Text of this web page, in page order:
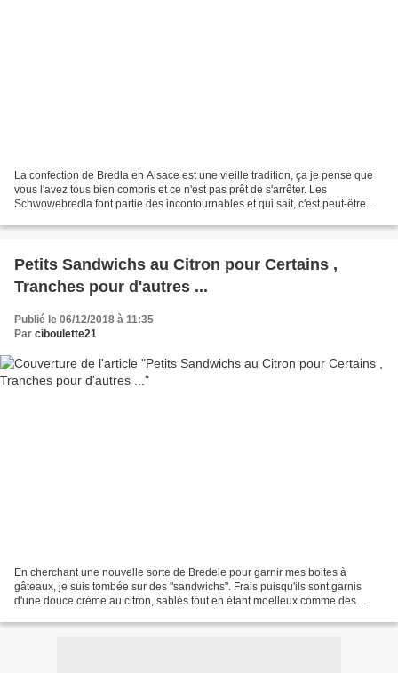
La confection de Bredla en Alsace est une vieille tradition, ça je pense que
vous l'avez tous bien compris et ce n'est pas prêt de s'arrêter. Les
Schwowebredla font partie des incontournables et qui sait, c'est peut-être
Petits Sandwichs au Citron pour Certains ,
Tranches pour d'autres ...
Publié le 06/12/2018 à 11:35
Par ciboulette21
En cherchant une nouvelle sorte de Bredele pour garnir mes boites à
gâteaux, je suis tombée sur des "sandwichs". Frais puisqu'ils sont garnis
d'une douce crème au citron, sablés tout en étant moelleux comme des